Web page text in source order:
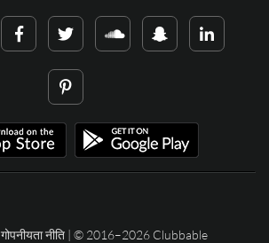
गोपनीयता नीति | © 2016–2026 Clubbable